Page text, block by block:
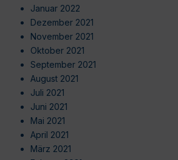
Januar 2022
Dezember 2021
November 2021
Oktober 2021
September 2021
August 2021
Juli 2021
Juni 2021
Mai 2021
April 2021
März 2021